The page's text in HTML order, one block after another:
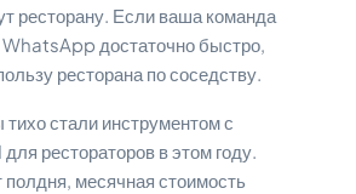
ресторану. Если ваша команда
WhatsApp достаточно быстро,
ресторана по соседству.
стали инструментом с
рестораторов в этом году.
полдня, месячная стоимость